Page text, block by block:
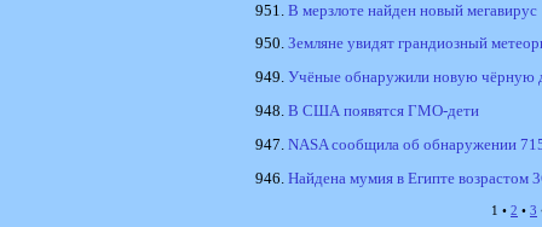
951. В мерзлоте найден новый мегавирус
950. Земляне увидят грандиозный
949. Учёные обнаружили новую чёрную
948. В США появятся ГМО-дети
947. NASA сообщила об обнаружении
946. Найдена мумия в Египте возрастом
1 • 2 • 3